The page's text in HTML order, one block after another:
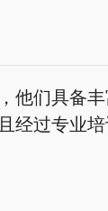
他们具备
经过专业